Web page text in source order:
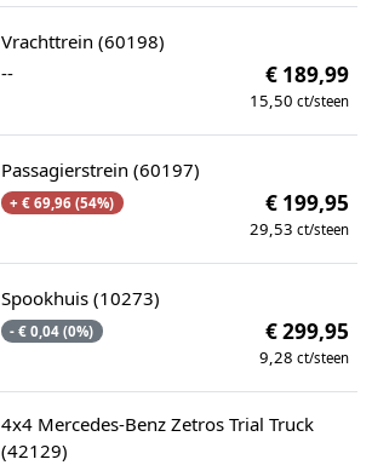
Vrachttrein (60198)
--
€ 189,99
15,50 ct/steen
Passagierstrein (60197)
+ € 69,96 (54%) € 199,95
29,53 ct/steen
Spookhuis (10273)
- € 0,04 (0%) € 299,95
9,28 ct/steen
4x4 Mercedes-Benz Zetros Trial Truck
(42129)